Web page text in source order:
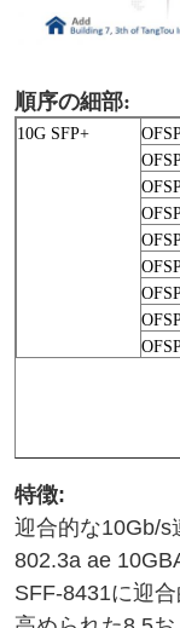
順序の細部:
10G SFP+
特徴:
迎合的な10Gb/s
802.3a ae
SFF-8431に迎